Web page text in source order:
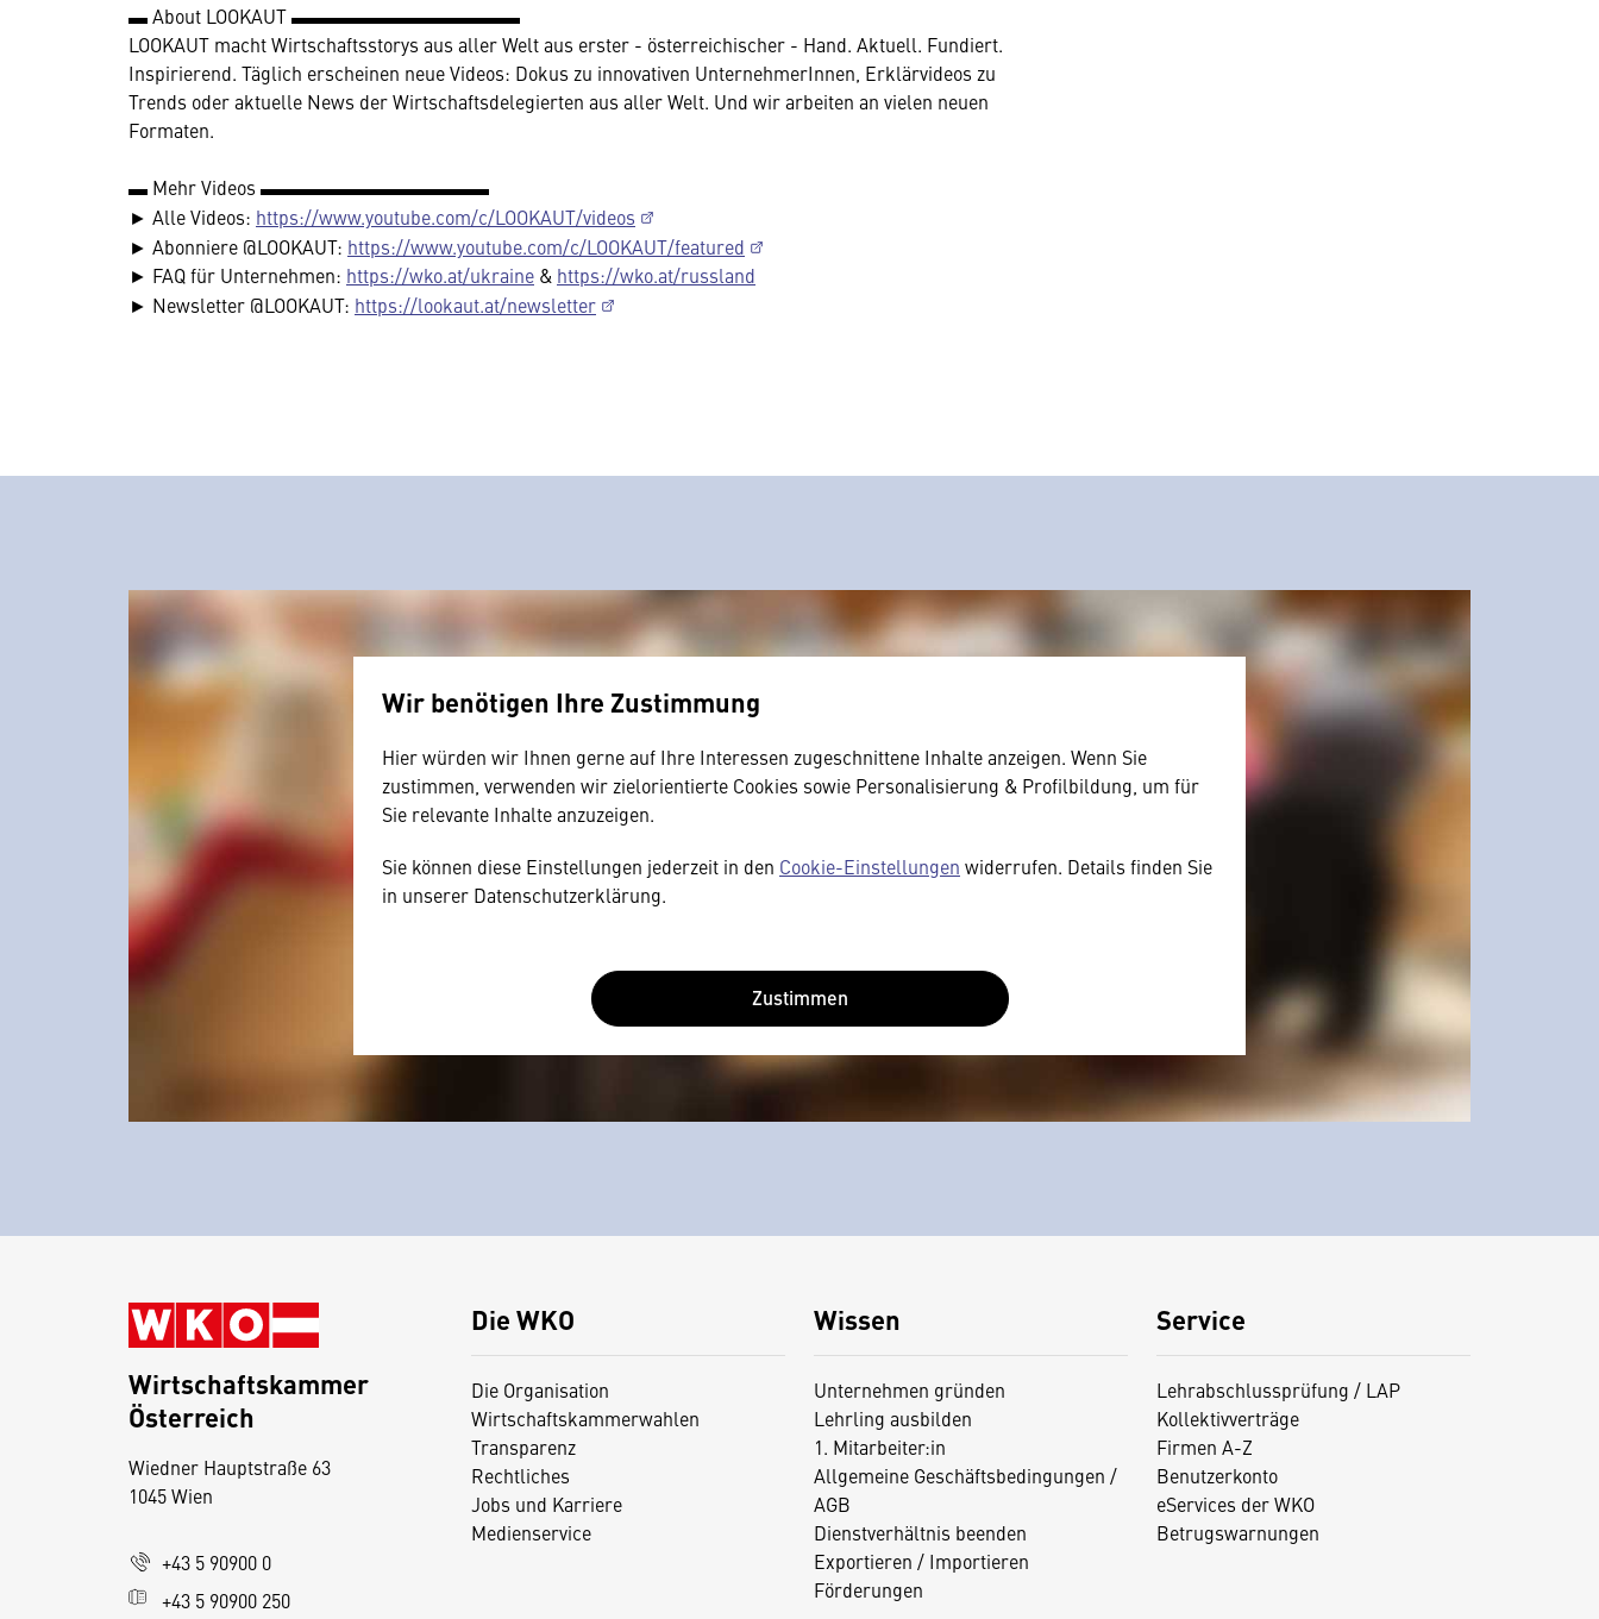
▬ About LOOKAUT ▬▬▬▬▬▬▬▬▬▬▬▬
LOOKAUT macht Wirtschaftsstorys aus aller Welt aus erster - österreichischer - Hand. Aktuell. Fundiert.
Inspirierend. Täglich erscheinen neue Videos: Dokus zu innovativen UnternehmerInnen, Erklärvideos zu
Trends oder aktuelle News der Wirtschaftsdelegierten aus aller Welt. Und wir arbeiten an vielen neuen
Formaten.
▬ Mehr Videos ▬▬▬▬▬▬▬▬▬▬▬▬
► Alle Videos: https://www.youtube.com/c/LOOKAUT/videos
► Abonniere @LOOKAUT: https://www.youtube.com/c/LOOKAUT/featured
► FAQ für Unternehmen: https://wko.at/ukraine & https://wko.at/russland
► Newsletter @LOOKAUT: https://lookaut.at/newsletter
Wir benötigen Ihre Zustimmung
Hier würden wir Ihnen gerne auf Ihre Interessen zugeschnittene Inhalte anzeigen. Wenn Sie
zustimmen, verwenden wir zielorientierte Cookies sowie Personalisierung & Profilbildung, um für
Sie relevante Inhalte anzuzeigen.
Sie können diese Einstellungen jederzeit in den Cookie-Einstellungen widerrufen. Details finden Sie
in unserer Datenschutzerklärung.
Zustimmen
Die WKO
Die Organisation
Wirtschaftskammerwahlen
Transparenz
Rechtliches
Jobs und Karriere
Medienservice
Wissen
Unternehmen gründen
Lehrling ausbilden
1. Mitarbeiter:in
Allgemeine Geschäftsbedingungen /
AGB
Dienstverhältnis beenden
Exportieren / Importieren
Förderungen
Service
Lehrabschlussprüfung / LAP
Kollektivverträge
Firmen A-Z
Benutzerkonto
eServices der WKO
Betrugswarnungen
Wirtschaftskammer
Österreich
Wiedner Hauptstraße 63
1045 Wien
+43 5 90900 0
+43 5 90900 250